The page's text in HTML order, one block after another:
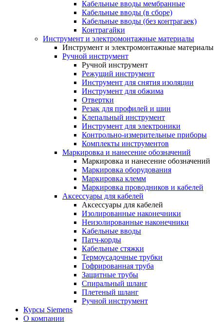
Кабельные вводы мембранные
Кабельные вводы (в сборе)
Кабельные вводы (без контрагаек)
Контрагайки
Инструмент и электромонтажные материалы
Инструмент и электромонтажные материалы
Ручной инструмент
Ручной инструмент
Режущий инструмент
Инструмент для снятия изоляции
Инструмент для обжима
Отвертки
Резак для профилей и шин
Клепальный инструмент
Инструмент для электроники
Контрольно-измерительные приборы
Комплекты инструментов
Маркировка и нанесение обозначений
Маркировка и нанесение обозначений
Маркировка оборудования
Маркировка клемм
Маркировка проводников и кабелей
Аксессуары для кабелей
Аксессуары для кабелей
Изолированные наконечники
Неизолированные наконечники
Кабельные вводы
Патч-корды
Кабельные стяжки
Термоусадочные трубки
Гофрированная труба
Защитные трубы
Спиральный шланг
Плетеный шланг
Ручной инструмент
Курсы Siemens
О компании